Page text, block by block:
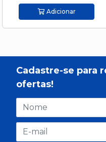
Adicionar
Cadastre-se para
ofertas!